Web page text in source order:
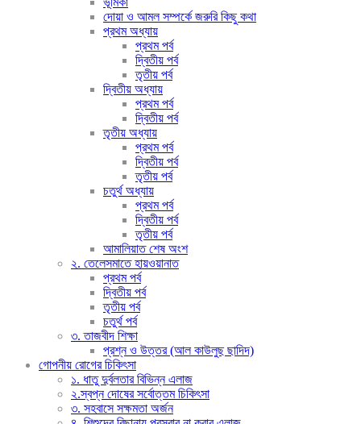
দোয়া ও আমল সম্পর্কে জরুরি কিছু কথা
প্রথম অধ্যায়
প্রথম পর্ব
দ্বিতীয় পর্ব
তৃতীয় পর্ব
দ্বিতীয় অধ্যায়
প্রথম পর্ব
দ্বিতীয় পর্ব
তৃতীয় অধ্যায়
প্রথম পর্ব
দ্বিতীয় পর্ব
তৃতীয় পর্ব
চতুর্থ অধ্যায়
প্রথম পর্ব
দ্বিতীয় পর্ব
তৃতীয় পর্ব
আমালিয়াত শেষ অংশ
২. তেলেসমাতে হায়ওয়ানাত
প্রথম পর্ব
দ্বিতীয় পর্ব
তৃতীয় পর্ব
চতুর্থ পর্ব
৩. তাজবীদ শিক্ষা
প্রশ্ন ও উত্তর (আল কাউলুছ ছাদিদ)
গোপনীয় রোগের চিকিৎসা
১. ধাতু দুর্বলতার বিভিন্ন এলাজ
২.স্বপ্ন দোষের সর্বোত্তম চিকিৎসা
৩. সহবাসে সক্ষমতা অর্জন